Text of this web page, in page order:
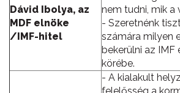
Dávid Ibolya, az
MDF elnöke
/IMF-hitel
nem tudni, mik a
- Szeretnénk
számára milyen
bekerülni az
körébe.
- A kialakult